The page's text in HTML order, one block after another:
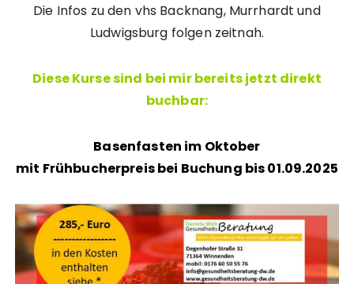
Die Infos zu den vhs Backnang, Murrhardt und
Ludwigsburg folgen zeitnah.
Diese Kurse sind bei mir bereits jetzt direkt
buchbar:
Basenfasten im Oktober
mit Frühbucherpreis bei Buchung bis 01.09.2025